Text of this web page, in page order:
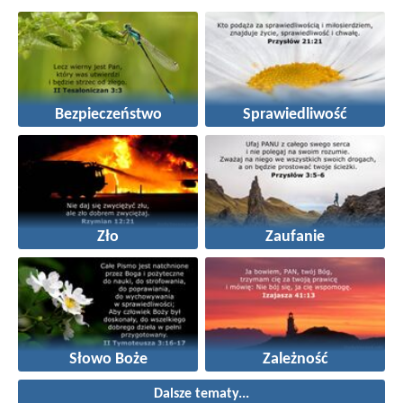
Bezpieczeństwo Sprawiedliwość
Zło Zaufanie
Słowo Boże Zależność
Dalsze tematy...